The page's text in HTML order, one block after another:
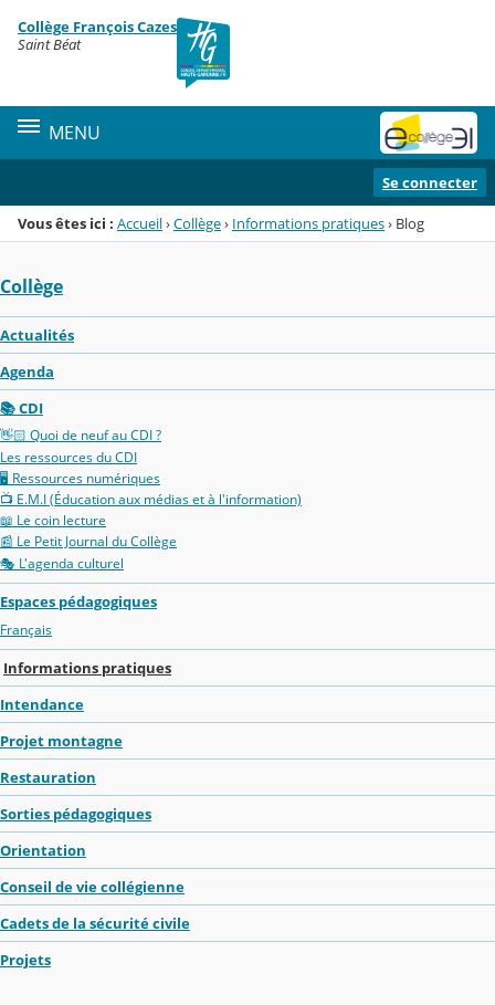
Menu de la rubrique
Contenu
Collège François Cazes
Saint Béat
MENU
Se connecter
Vous êtes ici : Accueil›Collège› Informations pratiques› Blog
Collège
Actualités
Agenda
📚 CDI
👋🏻 Quoi de neuf au CDI ?
Les ressources du CDI
🖥️ Ressources numériques
📺 E.M.I (Éducation aux médias et à l'information)
📖 Le coin lecture
📰 Le Petit Journal du Collège
🎭 L'agenda culturel
Espaces pédagogiques
Français
Informations pratiques
Intendance
Projet montagne
Restauration
Sorties pédagogiques
Orientation
Conseil de vie collégienne
Cadets de la sécurité civile
Projets